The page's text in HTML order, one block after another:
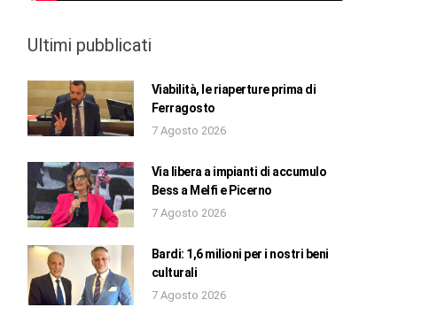
Ultimi pubblicati
Viabilità, le riaperture prima di
Ferragosto
7 Agosto 2026
Via libera a impianti di accumulo
Bess a Melfi e Picerno
7 Agosto 2026
Bardi: 1,6 milioni per i nostri beni
culturali
7 Agosto 2026